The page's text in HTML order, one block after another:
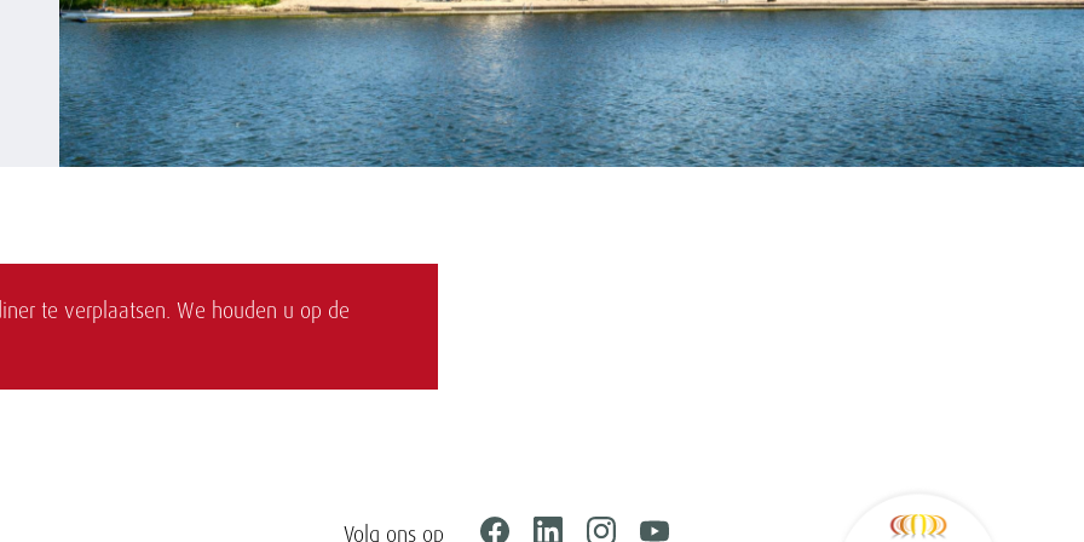
te verplaatsen. We houden u op de
Volg ons op FacebookLinkedinInstagramYoutube